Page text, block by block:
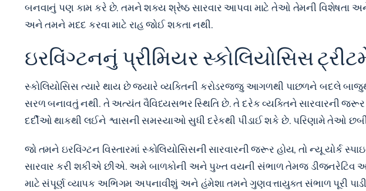
બનવાનું પણ કામ કરે છે. તમને શક્ય શ્રેષ્ઠ સારવાર આપવા માટે તેઓ તેમની વિશેષતા
અને તમને મદદ કરવા માટે રાહ જોઈ શકતા નથી.
ઇરવિંગ્ટનનું પ્રીમિયર સ્કોલિયોસિસ
સ્કોલિયોસિસ ત્યારે થાય છે જ્યારે વ્યક્તિની કરોડરજ્જુ આગળથી પાછળને બદલે
સરળ બનાવતું નથી. તે અત્યંત વૈવિધ્યસભર સ્થિતિ છે. તે દરેક વ્યક્તિને સારવારની
દર્દીઓ થાકથી લઈને શ્વાસની સમસ્યાઓ સુધી દરેકથી પીડાઈ શકે છે. પરિણામે તેઓ
જો તમને ઇરવિંગ્ટન વિસ્તારમાં સ્કોલિયોસિસની સારવારની જરૂર હોય, તો ન્યૂ યોર્ક
સારવાર કરી શકીએ છીએ. અમે બાળકોની અને પુખ્ત વયની સંભાળ તેમજ ડીજનરેટિવ
માટે સંપૂર્ણ વ્યાપક અભિગમ અપનાવીશું અને હંમેશા તમને ગુણવત્તાયુક્ત સંભાળ પૂરી